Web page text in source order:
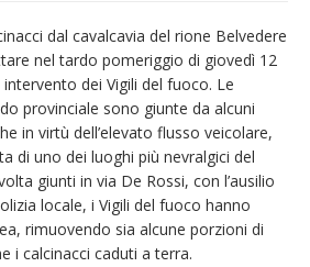
dal cavalcavia del rione Belvedere
nel tardo pomeriggio di giovedì 12
dei Vigili del fuoco. Le
provinciale sono giunte da alcuni
in virtù dell’elevato flusso veicolare,
di uno dei luoghi più nevralgici del
giunti in via De Rossi, con l’ausilio
locale, i Vigili del fuoco hanno
rimuovendo sia alcune porzioni di
i calcinacci caduti a terra.